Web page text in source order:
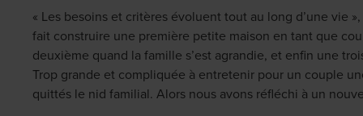
« Les besoins et critères évoluent tout au long d’une vie
fait construire une première petite maison en tant que
deuxième quand la famille s’est agrandie, et enfin une
Trop grande et compliquée à entretenir pour un couple
quittés le nid familial. Alors nous avons réfléchi à un